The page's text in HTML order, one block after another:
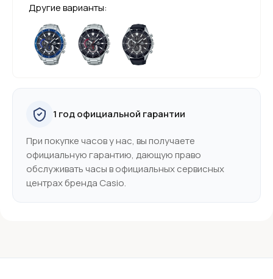
Другие варианты:
1 год официальной гарантии
При покупке часов у нас, вы получаете
официальную гарантию, дающую право
обслуживать часы в официальных сервисных
центрах бренда Casio.